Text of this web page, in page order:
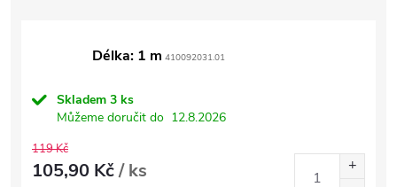
Délka: 1 m 410092031.01
Skladem 3 ks
Můžeme doručit do 12.8.2026
119 Kč
105,90 Kč/ ks